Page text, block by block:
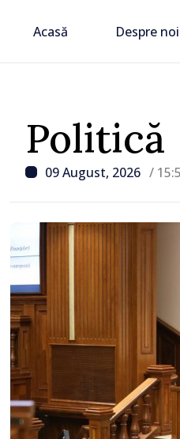
Acasă Despre noi
Politică
09 August, 2026 /